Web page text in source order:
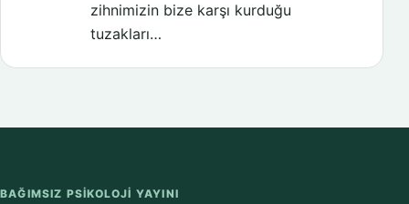
zihnimizin bize karşı kurduğu
tuzakları…
BAĞIMSIZ PSIKOLOJI YAYINI